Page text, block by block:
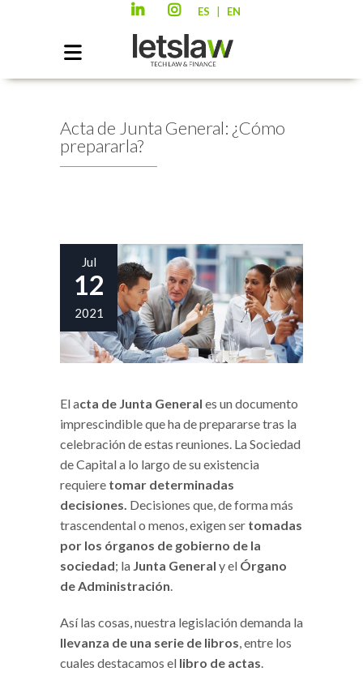
ES EN
Acta de Junta General: ¿Cómo
prepararla?
Jul
12
2021
El acta de Junta General es un documento
imprescindible que ha de prepararse tras la
celebración de estas reuniones. La Sociedad
de Capital a lo largo de su existencia
requiere tomar determinadas
decisiones. Decisiones que, de forma más
trascendental o menos, exigen ser tomadas
por los órganos de gobierno de la
sociedad; la Junta General y el Órgano
de Administración.
Así las cosas, nuestra legislación demanda la
llevanza de una serie de libros, entre los
cuales destacamos el libro de actas.